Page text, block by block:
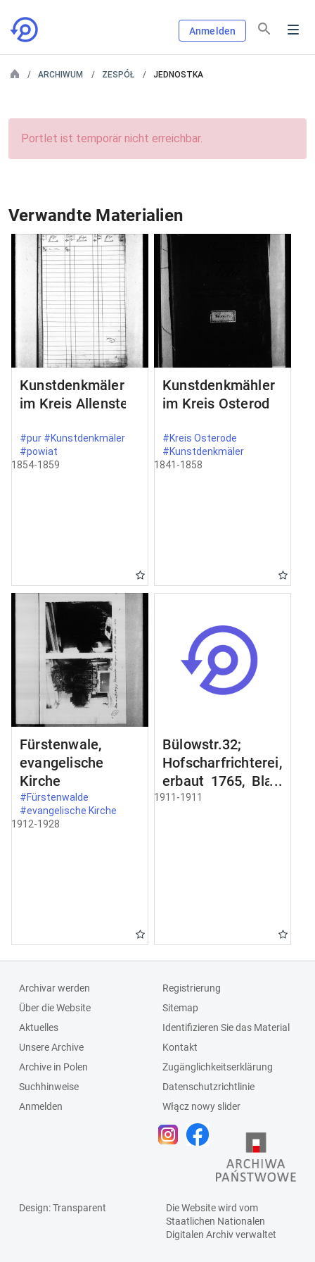
Anmelden
ARCHIWUM ZESPÓŁ JEDNOSTKA
Portlet ist temporär nicht erreichbar.
Verwandte Materialien
Kunstdenkmäler
im Kreis Allenstein
#pur #Kunstdenkmäler
#powiat
1854-1859
Kunstdenkmähler
im Kreis Osterode
#Kreis Osterode
#Kunstdenkmäler
1841-1858
Fürstenwale,
evangelische
Kirche
#Fürstenwalde
#evangelische Kirche
1912-1928
Bülowstr.32;
Hofscharfrichterei,
erbaut 1765, Blatt
2;
Türbekleidung;
Schlagleiste;Fenst
ersprosse
1911-1911
Archivar werden
Über die Website
Aktuelles
Unsere Archive
Archive in Polen
Suchhinweise
Anmelden
Registrierung
Sitemap
Identifizieren Sie das Material
Kontakt
Zugänglichkeitserklärung
Datenschutzrichtlinie
Włącz nowy slider
Design: Transparent
Die Website wird vom
Staatlichen Nationalen
Digitalen Archivverwaltet